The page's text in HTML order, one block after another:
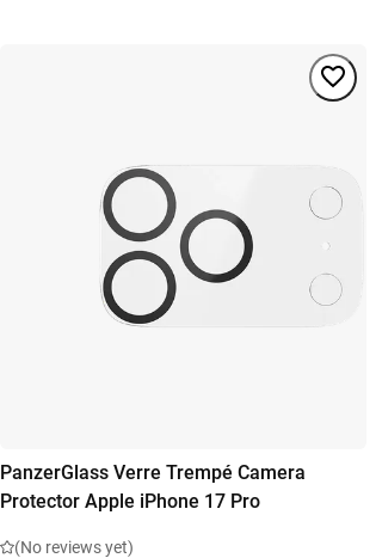
PanzerGlass Verre Trempé Camera
Protector Apple iPhone 17 Pro
(No reviews yet)